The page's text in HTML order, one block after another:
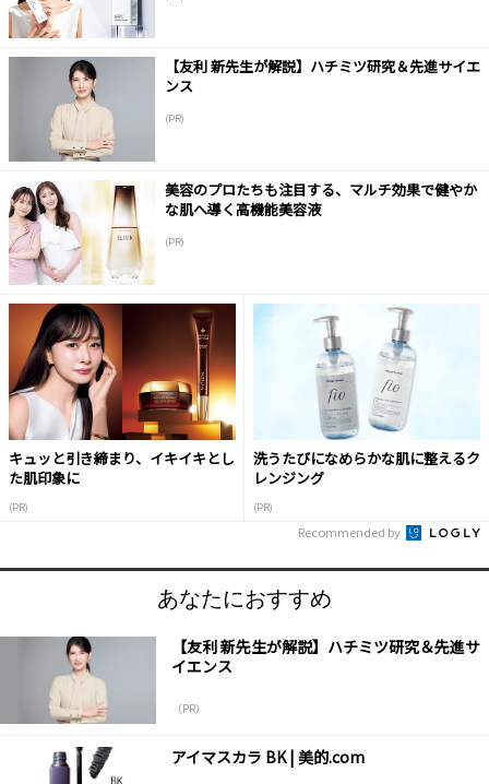
【友利 新先生が解説】ハチミツ研究＆先進サイエ
ンス
(PR)
美容のプロたちも注目する、マルチ効果で健やか
な肌へ導く高機能美容液
(PR)
キュッと引き締まり、イキイキとし
た肌印象に
(PR)
洗うたびになめらかな肌に整えるク
レンジング
(PR)
Recommended by
あなたにおすすめ
【友利 新先生が解説】ハチミツ研究＆先進サ
イエンス
（PR）
アイマスカラ BK | 美的.com